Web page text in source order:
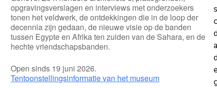
opgravingsverslagen en interviews met onderzoekers
tonen het veldwerk, de ontdekkingen die in de loop der
decennia zijn gedaan, de nieuwe visie op de banden
tussen Egypte en Afrika ten zuiden van de Sahara, en de
hechte vriendschapsbanden.
Open sinds 19 juni 2026.
Tentoonstellingsinformatie van het museum